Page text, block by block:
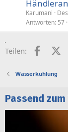
Karumani
Antworten 57
Teilen:
Wasserkühlung
Passend zum